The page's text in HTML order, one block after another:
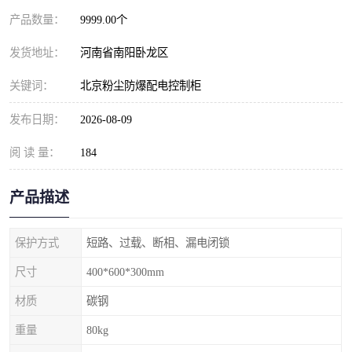
产品数量： 9999.00个
发货地址： 河南省南阳卧龙区
关键词： 北京粉尘防爆配电控制柜
发布日期： 2026-08-09
阅 读 量： 184
产品描述
保护方式 短路、过载、断相、漏电闭锁
尺寸 400*600*300mm
材质 碳钢
重量 80kg